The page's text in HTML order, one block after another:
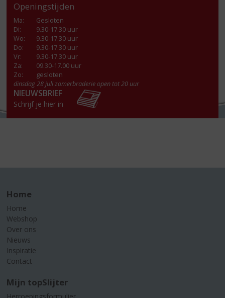
Openingstijden
Ma:
Gesloten
Di:
9.30-17.30 uur
Wo:
9.30-17.30 uur
Do:
9.30-17.30 uur
Vr:
9.30-17.30 uur
Za:
09.30-17.00 uur
Zo:
gesloten
dinsdag 28 juli zomerbraderie open tot 20 uur
NIEUWSBRIEF
Schrijf je hier in
Home
Home
Webshop
Over ons
Nieuws
Inspiratie
Contact
Mijn topSlijter